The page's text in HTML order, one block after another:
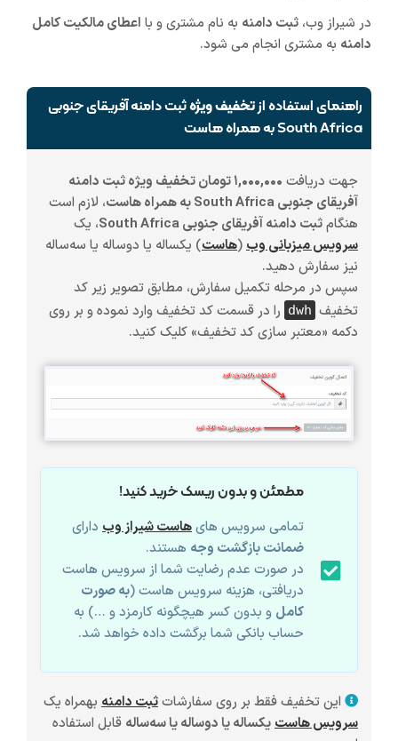
در شیراز وب، ثبت دامنه به نام مشتری و با اعطای مالکیت کامل
دامنه به مشتری انجام می شود.
راهنمای استفاده ازتخفیف ویژهثبت دامنه آفریقای جنوبی
South Africa به همراه هاست
جهت دریافت
۱,۰۰۰,۰۰۰ تومان تخفیف ویژه ثبت دامنه
آفریقای جنوبی South Africa به همراه هاست
، لازم است
هنگامثبت دامنه آفریقای جنوبی South Africa
، یک
سرویس میزبانی وب(هاست) یکساله یا دوساله یا سه‌ساله
نیز سفارش دهید.
سپس در مرحله تکمیل سفارش، مطابق تصویر زیر کد
تخفیف dwh را در قسمت کد تخفیف وارد نموده و بر روی
دکمه «معتبر سازی کد تخفیف» کلیک کنید.
مطمئن و بدون ریسک خرید کنید!
تمامی سرویس هایهاست شیراز وب دارای
ضمانت بازگشت وجه هستند.
در صورت عدم رضایت شما از سرویس هاست
دریافتی، هزینه سرویس هاست (به صورت
کامل و بدون کسر هیچگونه کارمزد و …) به
حساب بانکی شما برگشت داده خواهد شد.
این تخفیف فقط بر روی سفارشاتثبت دامنه بهمراه یک
سرویس هاستیکساله یا دوساله یا سه‌ساله قابل استفاده